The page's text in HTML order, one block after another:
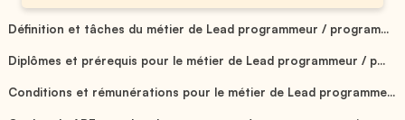
Définition et tâches du métier de Lead programmeur / program...
Diplômes et prérequis pour le métier de Lead programmeur / p...
Conditions et rémunérations pour le métier de Lead programme...